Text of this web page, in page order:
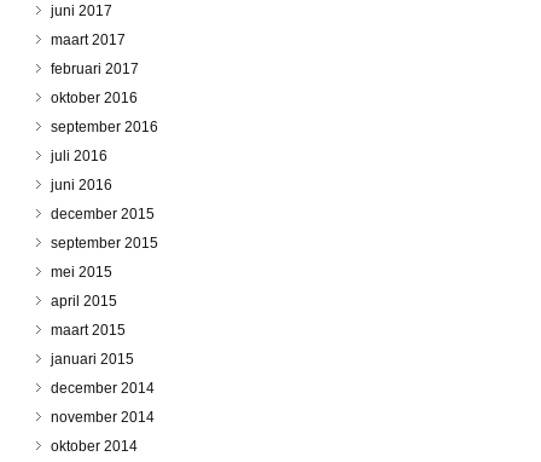
juni 2017
maart 2017
februari 2017
oktober 2016
september 2016
juli 2016
juni 2016
december 2015
september 2015
mei 2015
april 2015
maart 2015
januari 2015
december 2014
november 2014
oktober 2014